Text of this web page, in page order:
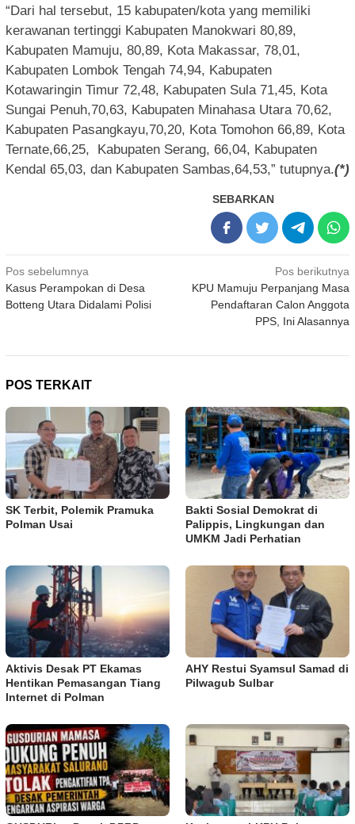
“Dari hal tersebut, 15 kabupaten/kota yang memiliki
kerawanan tertinggi Kabupaten Manokwari 80,89,
Kabupaten Mamuju, 80,89, Kota Makassar, 78,01,
Kabupaten Lombok Tengah 74,94, Kabupaten
Kotawaringin Timur 72,48, Kabupaten Sula 71,45, Kota
Sungai Penuh,70,63, Kabupaten Minahasa Utara 70,62,
Kabupaten Pasangkayu,70,20, Kota Tomohon 66,89, Kota
Ternate,66,25, Kabupaten Serang, 66,04, Kabupaten
Kendal 65,03, dan Kabupaten Sambas,64,53,” tutupnya.(*)
SEBARKAN
Navigasi
pos
Pos sebelumnya
Kasus Perampokan di Desa
Botteng Utara Didalami Polisi
Pos berikutnya
KPU Mamuju Perpanjang Masa
Pendaftaran Calon Anggota
PPS, Ini Alasannya
POS TERKAIT
SK Terbit, Polemik Pramuka
Polman Usai
Bakti Sosial Demokrat di
Palippis, Lingkungan dan
UMKM Jadi Perhatian
Aktivis Desak PT Ekamas
Hentikan Pemasangan Tiang
Internet di Polman
AHY Restui Syamsul Samad di
Pilwagub Sulbar